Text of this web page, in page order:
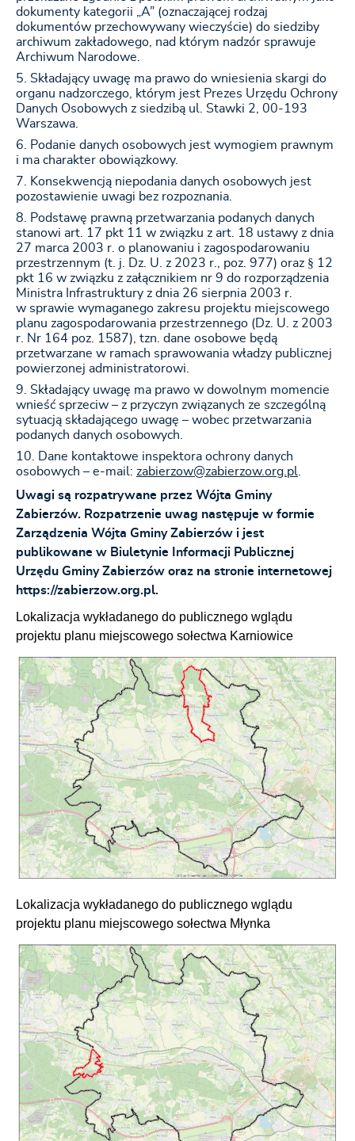
dokumenty kategorii „A” (oznaczającej rodzaj
dokumentów przechowywany wieczyście) do siedziby
archiwum zakładowego, nad którym nadzór sprawuje
Archiwum Narodowe.
Składający uwagę ma prawo do wniesienia skargi do
organu nadzorczego, którym jest Prezes Urzędu Ochrony
Danych Osobowych z siedzibą ul. Stawki 2, 00-193
Warszawa.
Podanie danych osobowych jest wymogiem prawnym
i ma charakter obowiązkowy.
Konsekwencją niepodania danych osobowych jest
pozostawienie uwagi bez rozpoznania.
Podstawę prawną przetwarzania podanych danych
stanowi art. 17 pkt 11 w związku z art. 18 ustawy z dnia
27 marca 2003 r. o planowaniu i zagospodarowaniu
przestrzennym (t. j. Dz. U. z 2023 r., poz. 977) oraz § 12
pkt 16 w związku z załącznikiem nr 9 do rozporządzenia
Ministra Infrastruktury z dnia 26 sierpnia 2003 r.
w sprawie wymaganego zakresu projektu miejscowego
planu zagospodarowania przestrzennego (Dz. U. z 2003
r. Nr 164 poz. 1587), tzn. dane osobowe będą
przetwarzane w ramach sprawowania władzy publicznej
powierzonej administratorowi.
Składający uwagę ma prawo w dowolnym momencie
wnieść sprzeciw – z przyczyn związanych ze szczególną
sytuacją składającego uwagę – wobec przetwarzania
podanych danych osobowych.
Dane kontaktowe inspektora ochrony danych
osobowych – e-mail: zabierzow@zabierzow.org.pl
Uwagi są rozpatrywane przez Wójta Gminy
Zabierzów. Rozpatrzenie uwag następuje w formie
Zarządzenia Wójta Gminy Zabierzów i jest
publikowane w Biuletynie Informacji Publicznej
Urzędu Gminy Zabierzów oraz na stronie internetowej
https://zabierzow.org.pl.
Lokalizacja wykładanego do publicznego wglądu
projektu planu miejscowego sołectwa Karniowice
Lokalizacja wykładanego do publicznego wglądu
projektu planu miejscowego sołectwa Młynka